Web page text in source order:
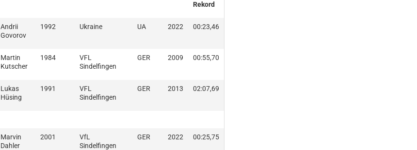
Rekord
Andrii
Govorov
1992 Ukraine UA 2022 00:23,46
Martin
Kutscher
1984
VFL
Sindelfingen
GER 2009 00:55,70
Lukas
Hüsing
1991
VFL
Sindelfingen
GER 2013 02:07,69
Marvin
Dahler
2001
VfL
Sindelfingen
GER 2022 00:25,75